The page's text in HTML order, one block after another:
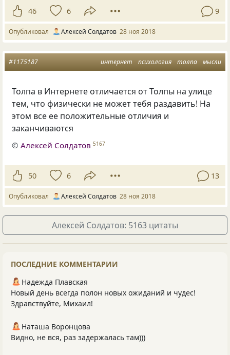
46 6 9
Опубликовал Алексей Солдатов 28 ноя 2018
интернет психология толпа мысли
#1175187
Толпа в Интернете отличается от Толпы на улице
тем, что физически не может тебя раздавить! На
этом все ее положительные отличия и
заканчиваются
©Алексей Солдатов 5167
50 6 13
Опубликовал Алексей Солдатов 28 ноя 2018
Алексей Солдатов: 5163 цитаты
ПОСЛЕДНИЕ КОММЕНТАРИИ
Надежда Плавская
Новый день всегда полон новых ожиданий и чудес!
Здравствуйте, Михаил!
Наташа Воронцова
Видно, не вся, раз задержалась там)))